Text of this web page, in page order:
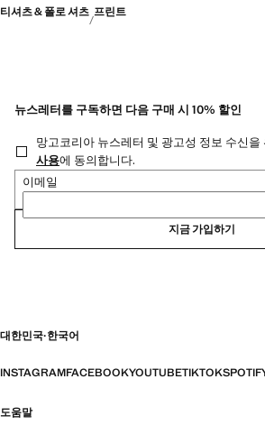
티셔츠 & 폴로 셔츠 프린트
뉴스레터를 구독하면 다음 구매 시 10% 할인
망고코리아 뉴스레터 및 광고성 정보 수신을
사용에 동의합니다.
이메일
지금 가입하기
대한민국·한국어
INSTAGRAMFACEBOOKYOUTUBETIKTOK
도움말